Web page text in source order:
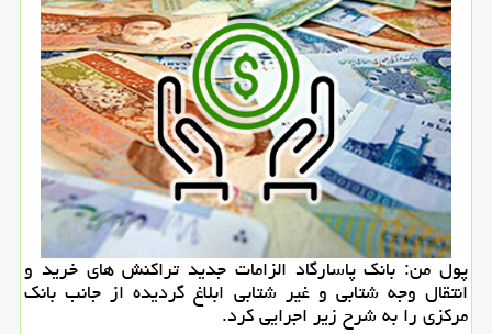
پول من: بانك پاسارگاد الزامات جدید تراكنش های خرید و
انتقال وجه شتابی و غیر شتابی ابلاغ گردیده از جانب بانك
مركزی را به شرح زیر اجرایی كرد.